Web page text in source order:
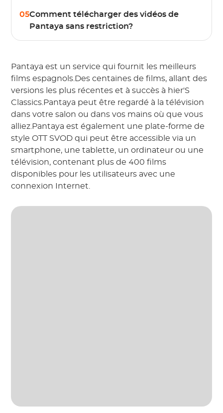
05Comment télécharger des vidéos de
Pantaya sans restriction?
Pantaya est un service qui fournit les meilleurs
films espagnols.Des centaines de films, allant des
versions les plus récentes et à succès à hier'S
Classics.Pantaya peut être regardé à la télévision
dans votre salon ou dans vos mains où que vous
alliez.Pantaya est également une plate-forme de
style OTT SVOD qui peut être accessible via un
smartphone, une tablette, un ordinateur ou une
télévision, contenant plus de 400 films
disponibles pour les utilisateurs avec une
connexion Internet.